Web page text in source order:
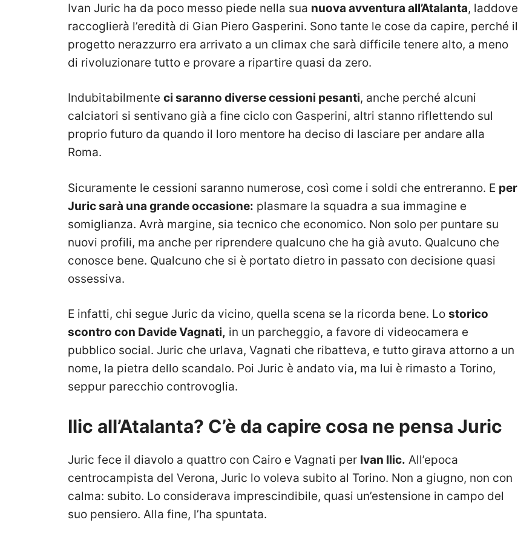
Ivan Juric ha da poco messo piede nella sua nuova avventura all’Atalanta, laddove
raccoglierà l’eredità di Gian Piero Gasperini. Sono tante le cose da capire, perché il
progetto nerazzurro era arrivato a un climax che sarà difficile tenere alto, a meno
di rivoluzionare tutto e provare a ripartire quasi da zero.
Indubitabilmente ci saranno diverse cessioni pesanti, anche perché alcuni
calciatori si sentivano già a fine ciclo con Gasperini, altri stanno riflettendo sul
proprio futuro da quando il loro mentore ha deciso di lasciare per andare alla
Roma.
Sicuramente le cessioni saranno numerose, così come i soldi che entreranno. E per
Juric sarà una grande occasione: plasmare la squadra a sua immagine e
somiglianza. Avrà margine, sia tecnico che economico. Non solo per puntare su
nuovi profili, ma anche per riprendere qualcuno che ha già avuto. Qualcuno che
conosce bene. Qualcuno che si è portato dietro in passato con decisione quasi
ossessiva.
E infatti, chi segue Juric da vicino, quella scena se la ricorda bene. Lo storico
scontro con Davide Vagnati, in un parcheggio, a favore di videocamera e
pubblico social. Juric che urlava, Vagnati che ribatteva, e tutto girava attorno a un
nome, la pietra dello scandalo. Poi Juric è andato via, ma lui è rimasto a Torino,
seppur parecchio controvoglia.
Ilic all’Atalanta? C’è da capire cosa ne pensa Juric
Juric fece il diavolo a quattro con Cairo e Vagnati per Ivan Ilic. All’epoca
centrocampista del Verona, Juric lo voleva subito al Torino. Non a giugno, non con
calma: subito. Lo considerava imprescindibile, quasi un’estensione in campo del
suo pensiero. Alla fine, l’ha spuntata.